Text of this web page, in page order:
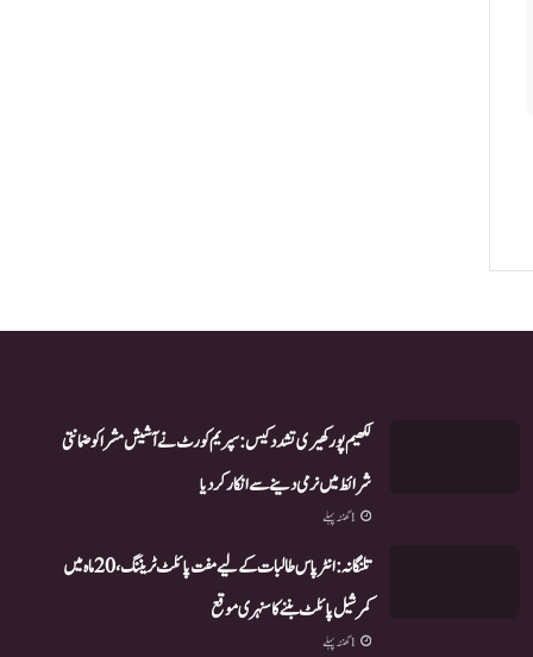
لکھیم پور کھیری تشدد کیس: سپریم کورٹ نے آشیش مشرا کو ضمانتی
شرائط میں نرمی دینے سے انکار کر دیا
1 گھنٹہ پہلے
تلنگانہ: انٹر پاس طالبات کے لیے مفت پائلٹ ٹریننگ، 20 ماہ میں
کمرشیل پائلٹ بننے کا سنہری موقع
1 گھنٹہ پہلے